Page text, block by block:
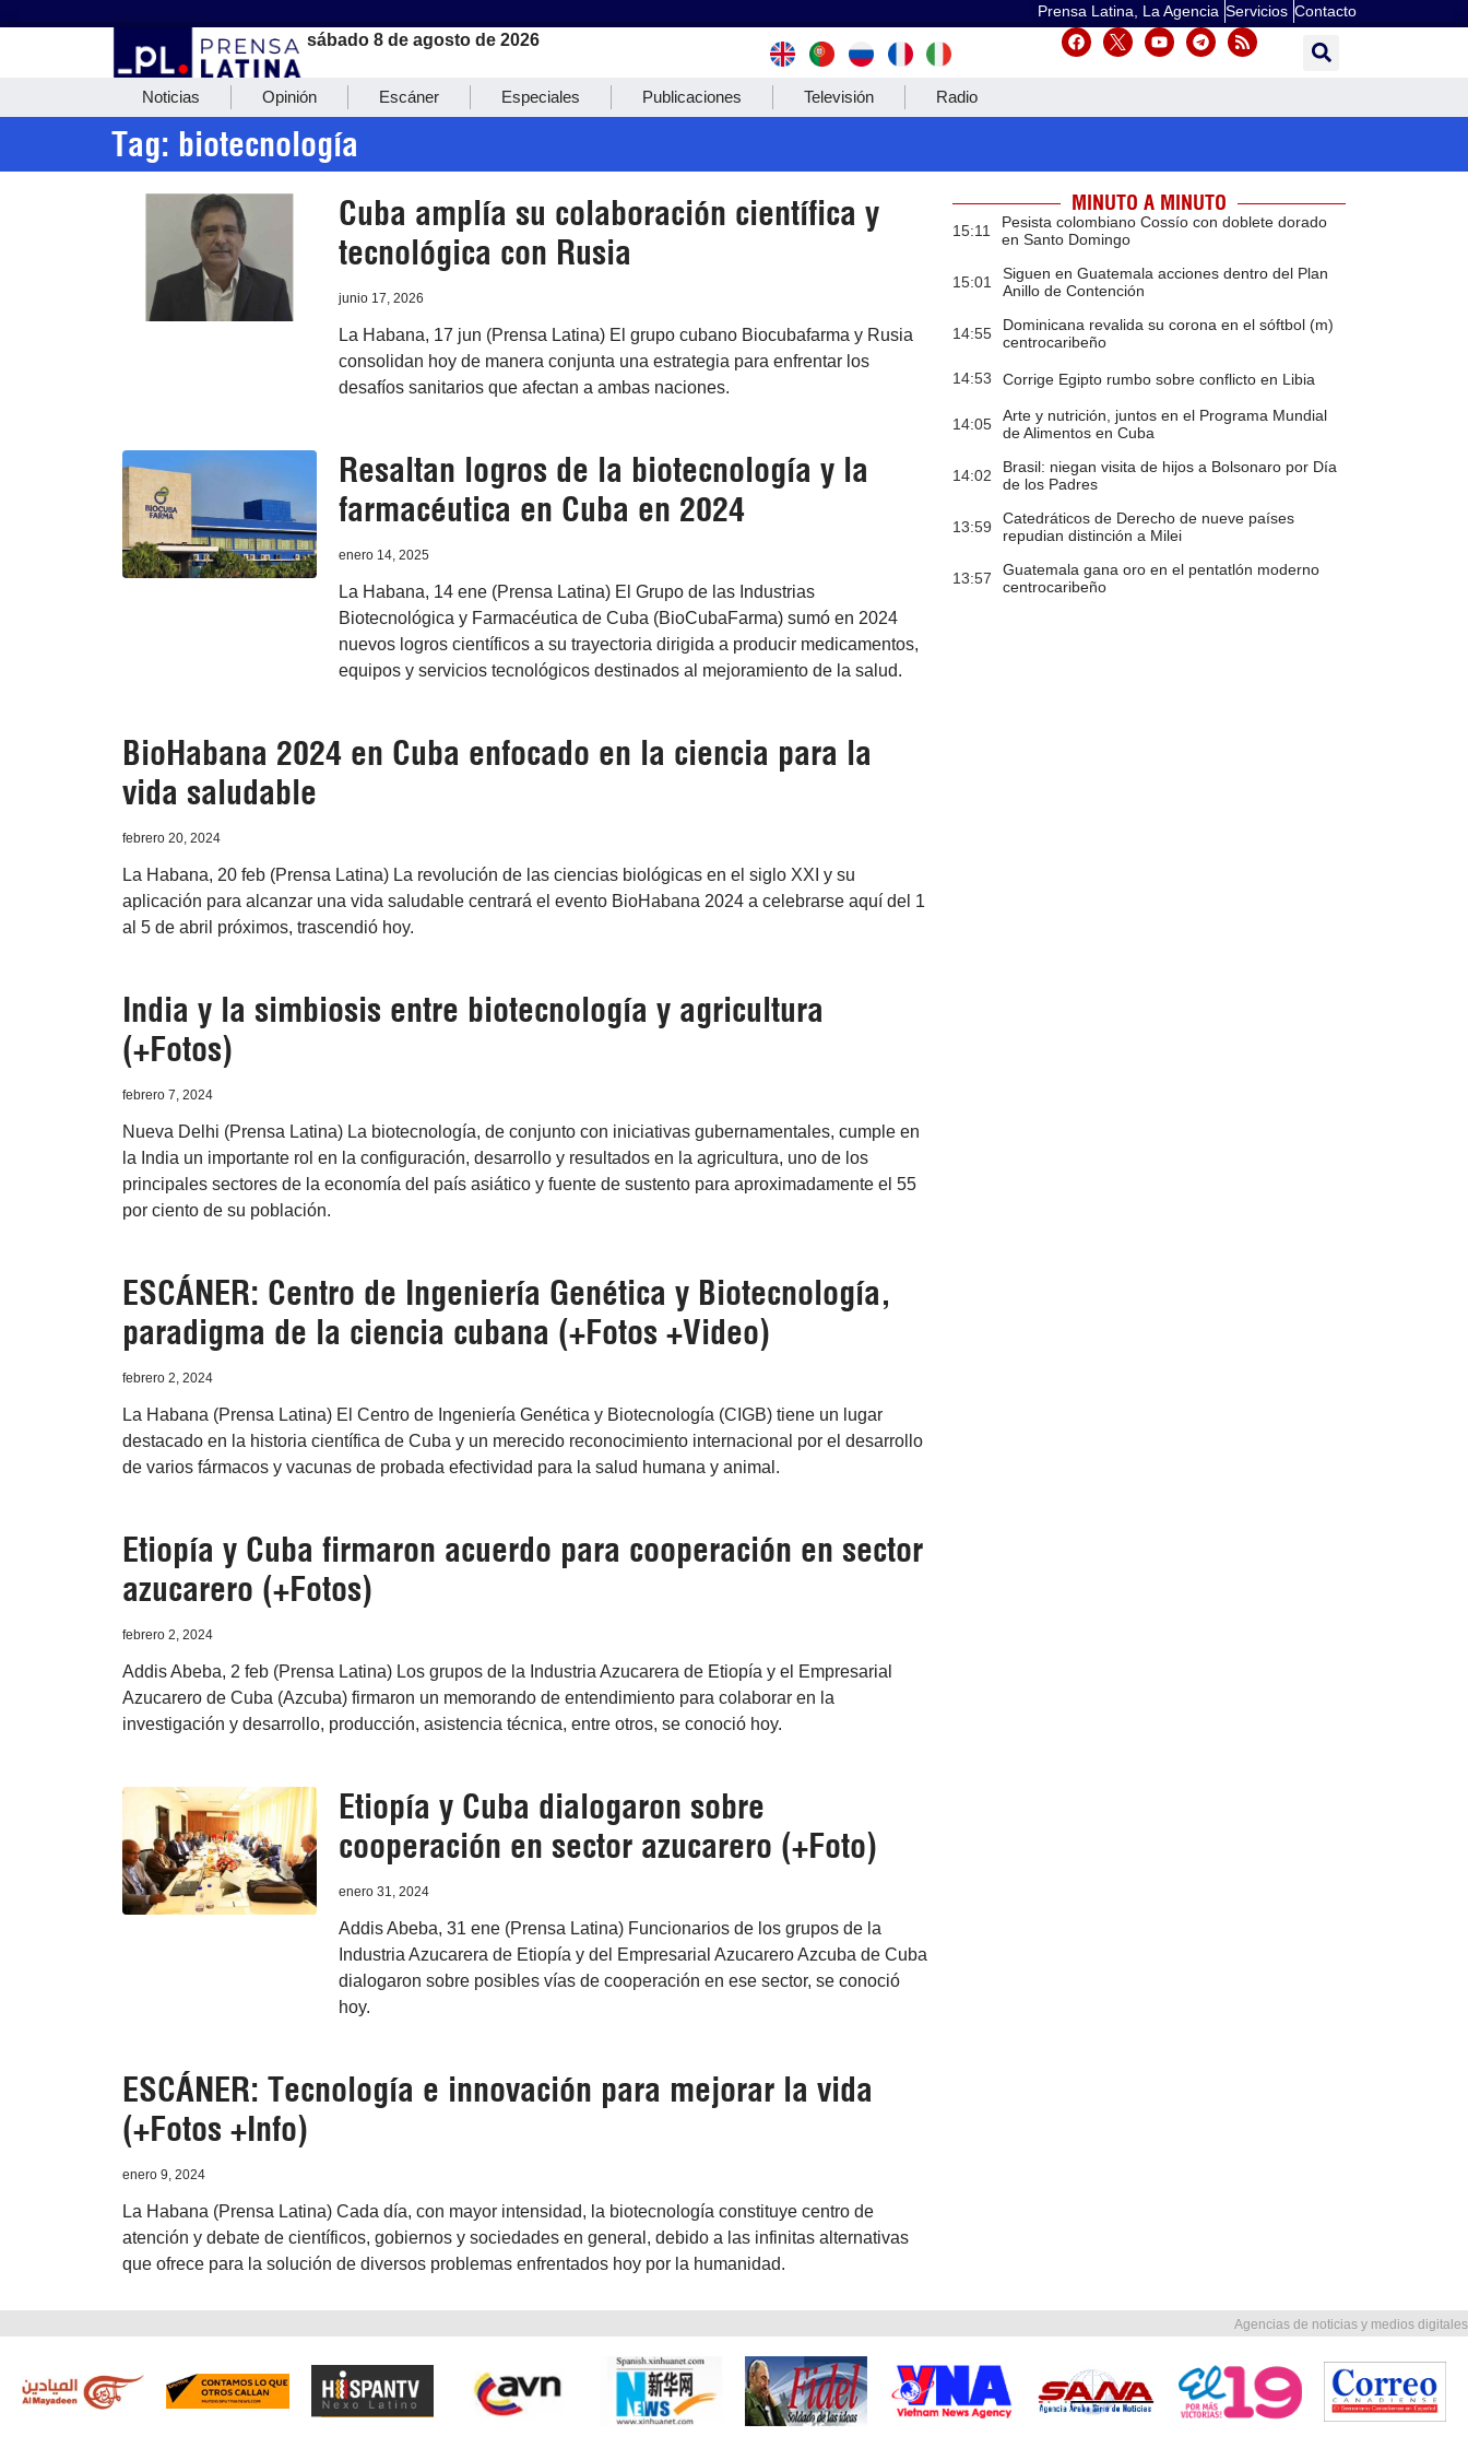
Prensa Latina, La Agencia Servicios Contacto
sábado 8 de agosto de 2026
Noticias Opinión Escáner Especiales Publicaciones Televisión Radio
Tag: biotecnología
Cuba amplía su colaboración científica y
tecnológica con Rusia
junio 17, 2026
La Habana, 17 jun (Prensa Latina) El grupo cubano Biocubafarma y Rusia
consolidan hoy de manera conjunta una estrategia para enfrentar los
desafíos sanitarios que afectan a ambas naciones.
Resaltan logros de la biotecnología y la
farmacéutica en Cuba en 2024
enero 14, 2025
La Habana, 14 ene (Prensa Latina) El Grupo de las Industrias
Biotecnológica y Farmacéutica de Cuba (BioCubaFarma) sumó en 2024
nuevos logros científicos a su trayectoria dirigida a producir medicamentos,
equipos y servicios tecnológicos destinados al mejoramiento de la salud.
BioHabana 2024 en Cuba enfocado en la ciencia para la
vida saludable
febrero 20, 2024
La Habana, 20 feb (Prensa Latina) La revolución de las ciencias biológicas en el siglo XXI y su
aplicación para alcanzar una vida saludable centrará el evento BioHabana 2024 a celebrarse aquí del 1
al 5 de abril próximos, trascendió hoy.
India y la simbiosis entre biotecnología y agricultura
(+Fotos)
febrero 7, 2024
Nueva Delhi (Prensa Latina) La biotecnología, de conjunto con iniciativas gubernamentales, cumple en
la India un importante rol en la configuración, desarrollo y resultados en la agricultura, uno de los
principales sectores de la economía del país asiático y fuente de sustento para aproximadamente el 55
por ciento de su población.
ESCÁNER: Centro de Ingeniería Genética y Biotecnología,
paradigma de la ciencia cubana (+Fotos +Video)
febrero 2, 2024
La Habana (Prensa Latina) El Centro de Ingeniería Genética y Biotecnología (CIGB) tiene un lugar
destacado en la historia científica de Cuba y un merecido reconocimiento internacional por el desarrollo
de varios fármacos y vacunas de probada efectividad para la salud humana y animal.
Etiopía y Cuba firmaron acuerdo para cooperación en sector
azucarero (+Fotos)
febrero 2, 2024
Addis Abeba, 2 feb (Prensa Latina) Los grupos de la Industria Azucarera de Etiopía y el Empresarial
Azucarero de Cuba (Azcuba) firmaron un memorando de entendimiento para colaborar en la
investigación y desarrollo, producción, asistencia técnica, entre otros, se conoció hoy.
Etiopía y Cuba dialogaron sobre
cooperación en sector azucarero (+Foto)
enero 31, 2024
Addis Abeba, 31 ene (Prensa Latina) Funcionarios de los grupos de la
Industria Azucarera de Etiopía y del Empresarial Azucarero Azcuba de Cuba
dialogaron sobre posibles vías de cooperación en ese sector, se conoció
hoy.
ESCÁNER: Tecnología e innovación para mejorar la vida
(+Fotos +Info)
enero 9, 2024
La Habana (Prensa Latina) Cada día, con mayor intensidad, la biotecnología constituye centro de
atención y debate de científicos, gobiernos y sociedades en general, debido a las infinitas alternativas
que ofrece para la solución de diversos problemas enfrentados hoy por la humanidad.
MINUTO A MINUTO
15:11
Pesista colombiano Cossío con doblete dorado
en Santo Domingo
15:01
Siguen en Guatemala acciones dentro del Plan
Anillo de Contención
14:55
Dominicana revalida su corona en el sóftbol (m)
centrocaribeño
14:53 Corrige Egipto rumbo sobre conflicto en Libia
14:05
Arte y nutrición, juntos en el Programa Mundial
de Alimentos en Cuba
14:02
Brasil: niegan visita de hijos a Bolsonaro por Día
de los Padres
13:59
Catedráticos de Derecho de nueve países
repudian distinción a Milei
13:57
Guatemala gana oro en el pentatlón moderno
centrocaribeño
Agencias de noticias y medios digitales